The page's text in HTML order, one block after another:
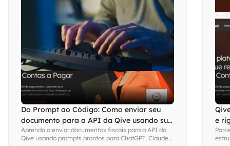
Do Prompt ao Código: Como enviar seu
documento para a API da Qive usando sua
IA favorita
Aprenda a enviar documentos fiscais para a API da
Qive usando prompts prontos para ChatGPT, Claude
e